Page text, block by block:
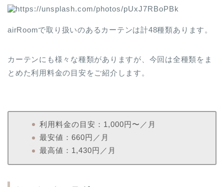
airRoomで取り扱いのあるカーテンは計48種類あります。
カーテンにも様々な種類がありますが、今回は全種類をま
とめた利用料金の目安をご紹介します。
利用料金の目安：1,000円〜／月
最安値：660円／月
最高値：1,430円／月